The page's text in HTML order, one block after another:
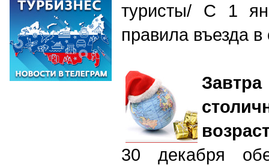
туристы/ С 1
правила въезда в
30 декабря